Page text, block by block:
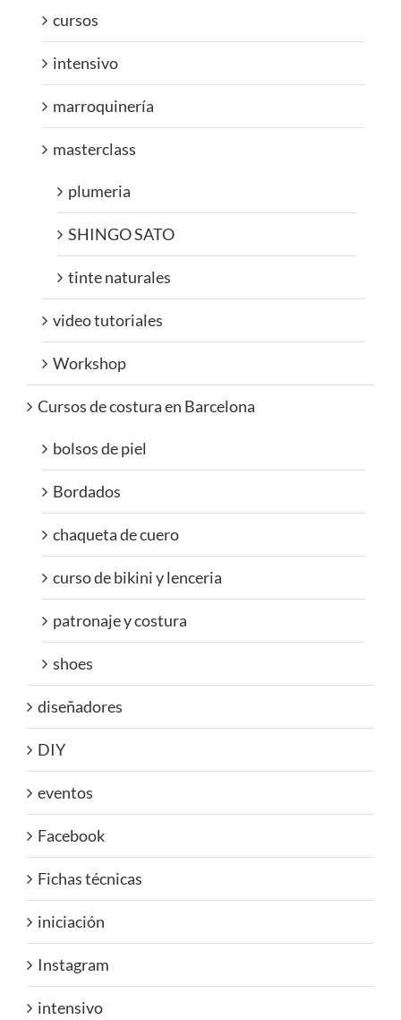
cursos
intensivo
marroquinería
masterclass
plumeria
SHINGO SATO
tinte naturales
video tutoriales
Workshop
Cursos de costura en Barcelona
bolsos de piel
Bordados
chaqueta de cuero
curso de bikini y lenceria
patronaje y costura
shoes
diseñadores
DIY
eventos
Facebook
Fichas técnicas
iniciación
Instagram
intensivo